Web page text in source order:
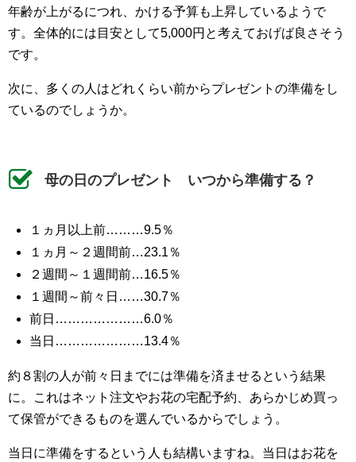
年齢が上がるにつれ、かける予算も上昇しているようで
す。全体的には目安として5,000円と考えておげば良さそう
です。
次に、多くの人はどれくらい前からプレゼントの準備をし
ているのでしょうか。
母の日のプレゼント いつから準備する？
１ヵ月以上前………9.5％
１ヵ月～２週間前…23.1％
２週間～１週間前…16.5％
１週間～前々日……30.7％
前日…………………6.0％
当日…………………13.4％
約８割の人が前々日までには準備を済ませるという結果
に。これはネット注文やお花の宅配予約、あらかじめ買っ
て保管ができるものを選んでいるからでしょう。
当日に準備をするという人も結構いますね。当日はお花を